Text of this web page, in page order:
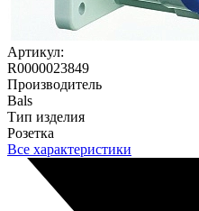
Артикул:
R0000023849
Производитель
Bals
Тип изделия
Розетка
Все характеристики